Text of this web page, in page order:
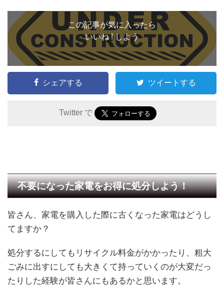
この記事が気に入ったら
いいね ! しよう
シェアする ツイートする
Twitter で
不要になった家電をお得に処分しよう！
皆さん、家電を購入した際に古くなった家電はどうし
てますか？
処分するにしてもリサイクル料金がかかったり、粗大
ごみに出すにしても大きくて持っていくのが大変だっ
たりした経験が皆さんにもあるかと思います。